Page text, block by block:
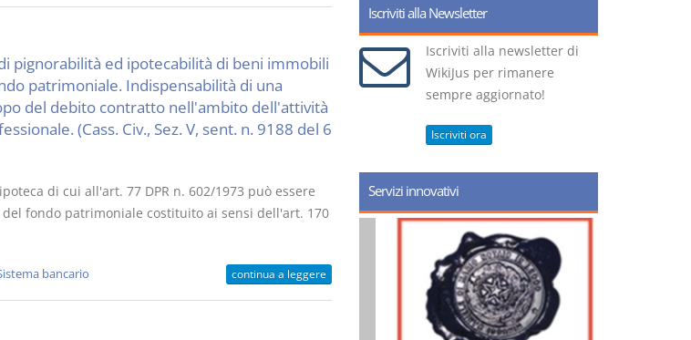
pignorabilità ed ipotecabilità di beni immobili
patrimoniale. Indispensabilità di una
del debito contratto nell'ambito dell'attività
(Cass. Civ., Sez. V, sent. n. 9188 del 6
di cui all'art. 77 DPR n. 602/1973 può essere
fondo patrimoniale costituito ai sensi dell'art. 170
bancario continua a leggere
Iscriviti alla Newsletter
Iscriviti alla newsletter di
WikiJus per rimanere
sempre aggiornato!
Iscriviti ora
Servizi innovativi